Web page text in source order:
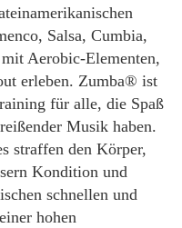
Salsa, Cumbia,
Aerobic-Elementen,
erleben. Zumba® ist
für alle, die Spaß
Musik haben.
straffen den Körper,
Kondition und
schnellen und
hohen